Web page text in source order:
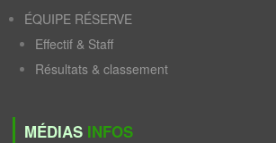
ÉQUIPE RÉSERVE
Effectif & Staff
Résultats & classement
MÉDIAS INFOS